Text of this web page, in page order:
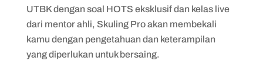
UTBK dengan soal HOTS eksklusif dan kelas live
dari mentor ahli, Skuling Pro akan membekali
kamu dengan pengetahuan dan keterampilan
yang diperlukan untuk bersaing.